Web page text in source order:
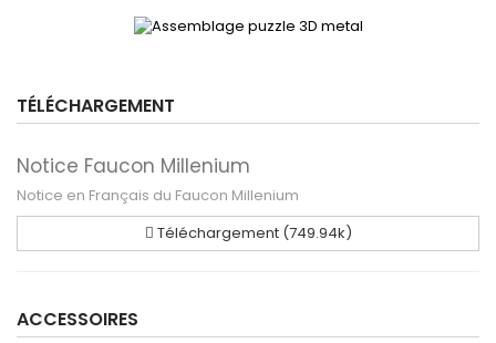
TÉLÉCHARGEMENT
Notice Faucon Millenium
Notice en Français du Faucon Millenium
Téléchargement (749.94k)
ACCESSOIRES